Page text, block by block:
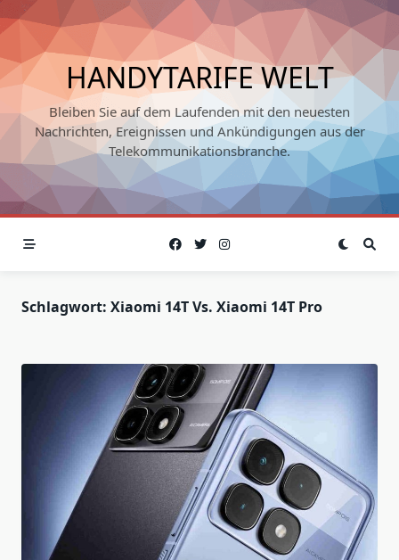
Skip
to
content
HANDYTARIFE WELT
Bleiben Sie auf dem Laufenden mit den neuesten
Nachrichten, Ereignissen und Ankündigungen aus der
Telekommunikationsbranche.
Schlagwort: Xiaomi 14T Vs. Xiaomi 14T Pro